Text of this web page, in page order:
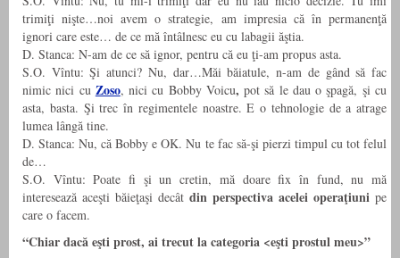
trimiţi nişte…noi avem o strategie, am impresia că în permanenţă
ignori care este… de ce mă întâlnesc eu cu labagii ăştia.
D. Stanca: N-am de ce să ignor, pentru că eu ţi-am propus asta.
S.O. Vîntu: Şi atunci? Nu, dar…Măi băiatule, n-am de gând să fac
nimic nici cu Zoso, nici cu Bobby Voicu, pot să le dau o şpagă, şi cu
asta, basta. Şi trec în regimentele noastre. E o tehnologie de a atrage
lumea lângă tine.
D. Stanca: Nu, că Bobby e OK. Nu te fac să-şi pierzi timpul cu tot felul
de…
S.O. Vîntu: Poate fi şi un cretin, mă doare fix în fund, nu mă
interesează aceşti băieţaşi decât din perspectiva acelei operaţiuni pe
care o facem.
“Chiar dacă eşti prost, ai trecut la categoria <eşti prostul meu>”